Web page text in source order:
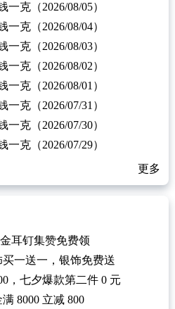
克（2026/08/05）
克（2026/08/04）
克（2026/08/03）
克（2026/08/02）
克（2026/08/01）
克（2026/07/31）
克（2026/07/30）
克（2026/07/29）
更多
耳钉集赞免费领
一送一，银饰免费送
，七夕爆款第二件 0 元
8000 立减 800